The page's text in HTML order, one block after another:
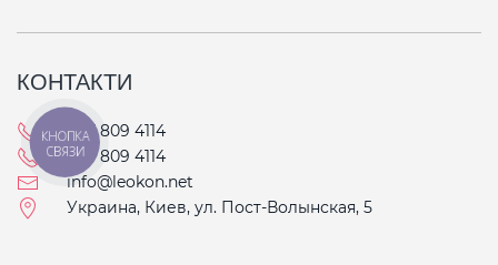
КОНТАКТИ
067 809 4114
093 809 4114
info@leokon.net
Украина, Киев, ул. Пост-Волынская, 5
КНОПКА
СВЯЗИ